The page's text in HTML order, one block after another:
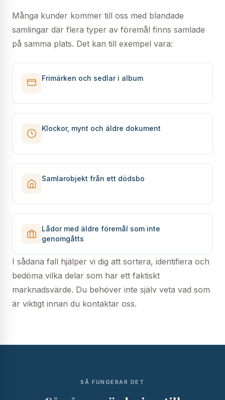
Många kunder kommer till oss med blandade
samlingar där flera typer av föremål finns samlade
på samma plats. Det kan till exempel vara:
Frimärken och sedlar i album
Klockor, mynt och äldre dokument
Samlarobjekt från ett dödsbo
Lådor med äldre föremål som inte
genomgåtts
I sådana fall hjälper vi dig att sortera, identifiera och
bedöma vilka delar som har ett faktiskt
marknadsvärde. Du behöver inte själv veta vad som
är viktigt innan du kontaktar oss.
SÅ FUNGERAR DET